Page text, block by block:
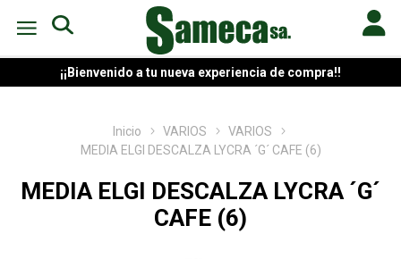
¡¡Bienvenido a tu nueva experiencia de compra!!
Inicio VARIOS
VARIOS
MEDIA ELGI DESCALZA LYCRA ´G´ CAFE (6)
MEDIA ELGI DESCALZA LYCRA ´G´
CAFE (6)